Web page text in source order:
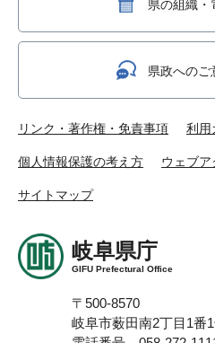
県の組織・
県政へのご
リンク・著作権・免責事項 利用
個人情報保護の考え方 ウェブ
サイトマップ
岐阜県庁
GIFU Prefectural Office
〒500-8570
岐阜市薮田南2丁目1番